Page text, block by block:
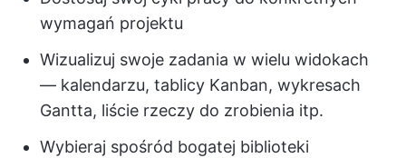
wymagań projektu
Wizualizuj swoje zadania w wielu widokach
— kalendarzu, tablicy Kanban, wykresach
Gantta, liście rzeczy do zrobienia itp.
Wybieraj spośród bogatej biblioteki